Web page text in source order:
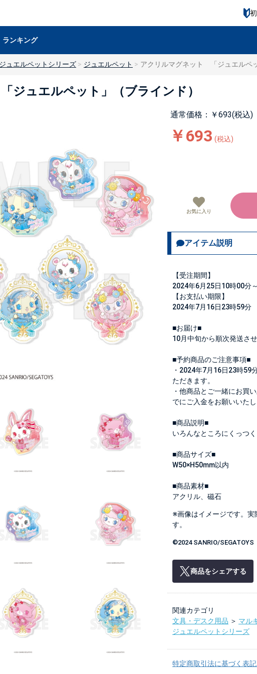
ランキング
ジュエルペットシリーズ ジュエルペット アクリルマグネット 「ジュエルペ
ュエルペット」（ブラインド）
通常価格：￥693(税込)
￥693 (税込)
お気に入り
アイテム説明
【受注期間】
2024年6月25日10時00分
【お支払い期限】
2024年7月16日23時59分
■お届け■
10月中旬から順次発送さ
■予約商品のご注意事項■
・2024年7月16日23時59
ただきます。
・他商品とご一緒にお買
でにご入金をお願いいたし
■商品説明■
いろんなところにくっつ
■商品サイズ■
W50×H50mm以内
■商品素材■
アクリル、磁石
※画像はイメージです。実
す。
©2024 SANRIO/SEGATOYS
商品をシェアする
関連カテゴリ
文具・デスク用品 ＞ マル
ジュエルペットシリーズ
特定商取引法に基づく表